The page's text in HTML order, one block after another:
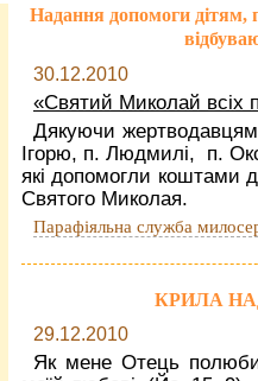
Надання допомоги дітям,
30.12.2010
«Святий Миколай всіх
Дякуючи
Ігорю, п. Людмилі, п.
які допомогли коштами
Святого Миколая.
Парафіяльна служба
КРИЛА
29.12.2010
Як мене Отець